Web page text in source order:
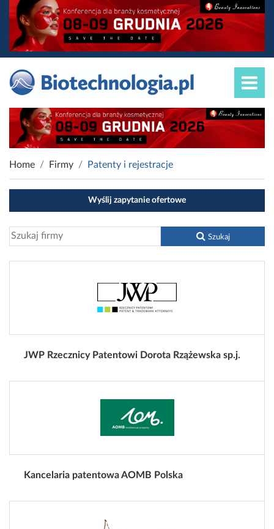
Home Firmy Patenty i rejestracje
Wyślij zapytanie ofertowe
Szukaj
JWP Rzecznicy Patentowi Dorota Rzążewska sp.j.
Kancelaria patentowa AOMB Polska